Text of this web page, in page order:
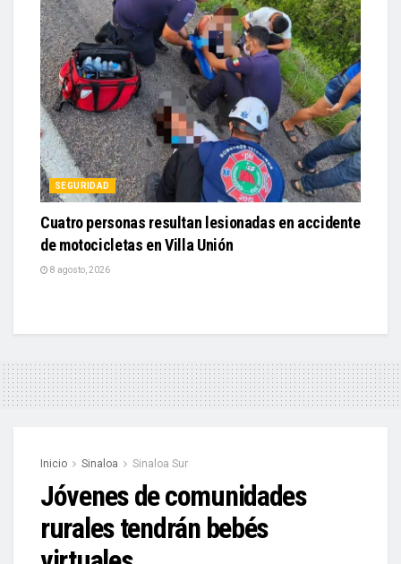
SEGURIDAD
Cuatro personas resultan lesionadas en accidente
de motocicletas en Villa Unión
8 agosto, 2026
Inicio Sinaloa Sinaloa Sur
Jóvenes de comunidades
rurales tendrán bebés